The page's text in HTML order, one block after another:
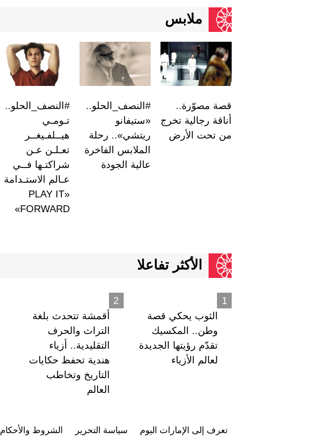
ملابس
قصة مصوّرة..
أناقة رجالية تخرج
من تحت الأرض
#النصف_الحلو..
«ستيفانو
ريتشي».. رحلة
الملابس الفاخرة
عالية الجودة
#النصف_الحلو..
تـومـي
هيــلفـيغــر
تعـلـن عـن
شراكتـها فــي
عـالم الاستـدامة
«PLAY IT
FORWARD»
الأكثر تفاعلا
الثوب يحكي قصة
وطن.. المكسيك
تقدّم رؤيتها الجديدة
لعالم الأزياء
أقمشة تتحدث بلغة
التراث والحرف
التقليدية.. أزياء
هندية تحفظ حكايات
التاريخ وتخاطب
العالم
تعرف إلى الإمارات اليوم سياسة التحرير الشروط والأحكام